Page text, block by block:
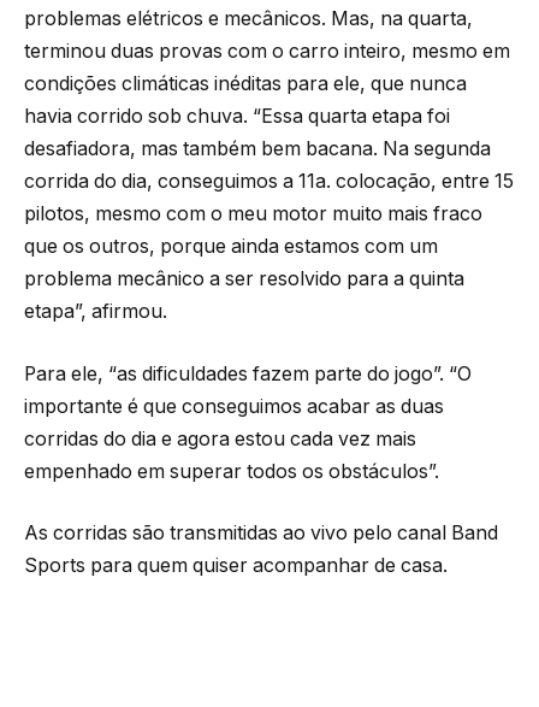
problemas elétricos e mecânicos. Mas, na quarta,
terminou duas provas com o carro inteiro, mesmo em
condições climáticas inéditas para ele, que nunca
havia corrido sob chuva. “Essa quarta etapa foi
desafiadora, mas também bem bacana. Na segunda
corrida do dia, conseguimos a 11a. colocação, entre 15
pilotos, mesmo com o meu motor muito mais fraco
que os outros, porque ainda estamos com um
problema mecânico a ser resolvido para a quinta
etapa”, afirmou.
Para ele, “as dificuldades fazem parte do jogo”. “O
importante é que conseguimos acabar as duas
corridas do dia e agora estou cada vez mais
empenhado em superar todos os obstáculos”.
As corridas são transmitidas ao vivo pelo canal Band
Sports para quem quiser acompanhar de casa.